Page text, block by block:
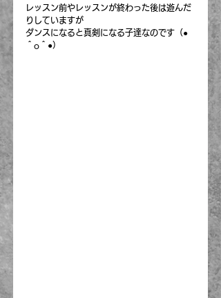
レッスン前やレッスンが終わった後は遊んだ
りしていますが
ダンスになると真剣になる子達なのです（●
＾o＾●）